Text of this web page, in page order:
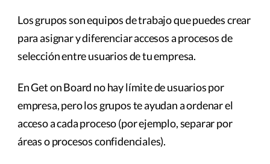
Los grupos son equipos de trabajo que puedes crear
para asignar y diferenciar accesos a procesos de
selección entre usuarios de tu empresa.
En Get on Board no hay límite de usuarios por
empresa, pero los grupos te ayudan a ordenar el
acceso a cada proceso (por ejemplo, separar por
áreas o procesos confidenciales).